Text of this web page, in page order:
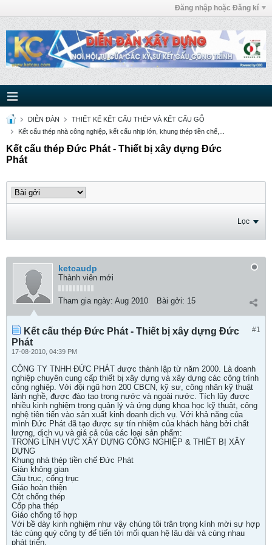
Đăng nhập hoặc Đăng kí
DIỄN ĐÀN
THIẾT KẾ KẾT CẤU THÉP VÀ KẾT CẤU GỖ
Kết cấu thép nhà công nghiệp, kết cấu nhịp lớn, khung thép tiền chế,...
Kết cấu thép Đức Phát - Thiết bị xây dựng Đức
Phát
Lọc
ketcaudp
Thành viên mới
Tham gia ngày: Aug 2010 Bài gởi: 15
#1
Kết cấu thép Đức Phát - Thiết bị xây dựng Đức
Phát
17-08-2010, 04:39 PM
CÔNG TY TNHH ĐỨC PHÁT được thành lập từ năm 2000. Là doanh
nghiệp chuyên cung cấp thiết bị xây dựng và xây dựng các công trình
công nghiệp. Với đội ngũ hơn 200 CBCN, kỹ sư, công nhân kỹ thuật
lành nghề, được đào tạo trong nước và ngoài nước. Tích lũy được
nhiều kinh nghiệm trong quản lý và ứng dụng khoa học kỹ thuật, công
nghệ tiên tiến vào sản xuất kinh doanh dịch vụ. Với khả năng của
mình Đức Phát đã tạo được sự tín nhiệm của khách hàng bởi chất
lượng, dịch vụ và giá cả của các loại sản phẩm:
TRONG LĨNH VỰC XÂY DỰNG CÔNG NGHIỆP & THIẾT BỊ XÂY
DỰNG
Khung nhà thép tiền chế Đức Phát
Giàn không gian
Cầu trục, cổng trục
Giáo hoàn thiện
Cột chống thép
Cốp pha thép
Giáo chống tổ hợp
Với bề dày kinh nghiệm như vậy chúng tôi trân trọng kính mời sự hợp
tác cùng quý công ty để tiến tới mối quan hệ lâu dài và cùng nhau
phát triển.